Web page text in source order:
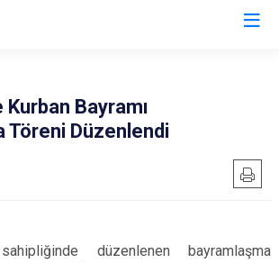
Kurban Bayramı
Töreni Düzenlendi
düzenlenen bayramlaşma